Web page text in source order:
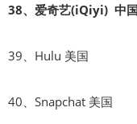
38、爱奇艺(iQiyi) 中
39、Hulu 美国
40、Snapchat 美国